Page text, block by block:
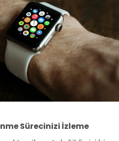
Sürecinizi İzleme